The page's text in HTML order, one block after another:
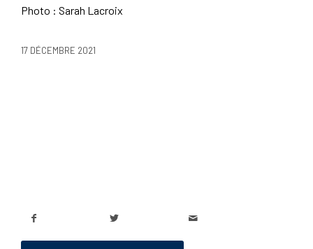
Photo : Sarah Lacroix
17 DÉCEMBRE 2021